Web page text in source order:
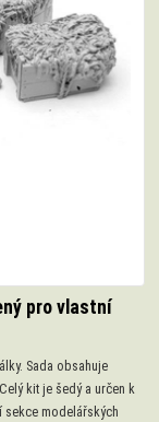
pro vlastní
Sada obsahuje
kit je šedý a určen k
sekce modelářských